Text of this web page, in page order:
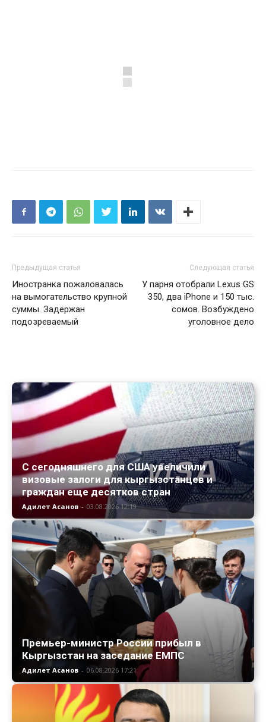
Предыдущая статья
Иностранка пожаловалась
на вымогательство крупной
суммы. Задержан
подозреваемый
Следующая статья
У парня отобрали Lexus GS
350, два iPhone и 150 тыс.
сомов. Возбуждено
уголовное дело
С сегодняшнего для США увеличили
визовые залоги для кыргызстанцев и
граждан еще десятков стран
Адилет Асанов - 03.08.2026 12:19
Премьер-министр России прибыл в
Кыргызстан на заседание ЕМПС
Адилет Асанов - 06.08.2026 17:21